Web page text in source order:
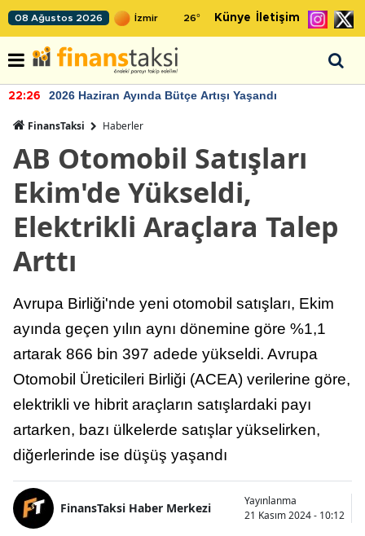
08 Ağustos 2026 26° Künye İletişim
22:26 2026 Haziran Ayında Bütçe Artışı Yaşandı
FinansTaksi Haberler
AB Otomobil Satışları
Ekim'de Yükseldi,
Elektrikli Araçlara Talep
Arttı
Avrupa Birliği'nde yeni otomobil satışları, Ekim
ayında geçen yılın aynı dönemine göre %1,1
artarak 866 bin 397 adede yükseldi. Avrupa
Otomobil Üreticileri Birliği (ACEA) verilerine göre,
elektrikli ve hibrit araçların satışlardaki payı
artarken, bazı ülkelerde satışlar yükselirken,
diğerlerinde ise düşüş yaşandı
FinansTaksi Haber Merkezi
Yayınlanma
21 Kasım 2024 - 10:12